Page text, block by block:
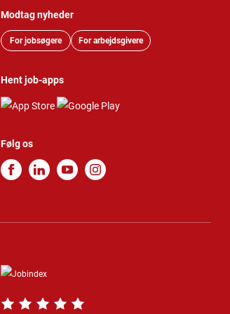
Modtag nyheder
For jobsøgere For arbejdsgivere
Hent job-apps
Følg os